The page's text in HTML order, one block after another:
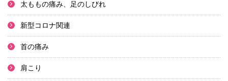
太ももの痛み、足のしびれ
新型コロナ関連
首の痛み
肩こり